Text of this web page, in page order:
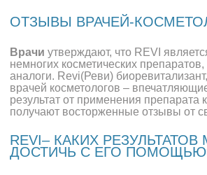
ОТЗЫВЫ ВРАЧЕЙ-
Врачи утверждают, что REVI
немногих косметических
аналоги. Revi(Реви)
врачей косметологов –
результат от применения препарата
получают восторженные отзывы от
REVI– КАКИХ
ДОСТИЧЬ С ЕГО